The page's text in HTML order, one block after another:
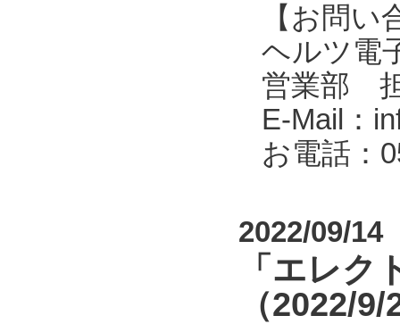
【お問い
ヘルツ電
営業部
E-Mail：
お電話：
2022/09/14
「エレ
（2022/